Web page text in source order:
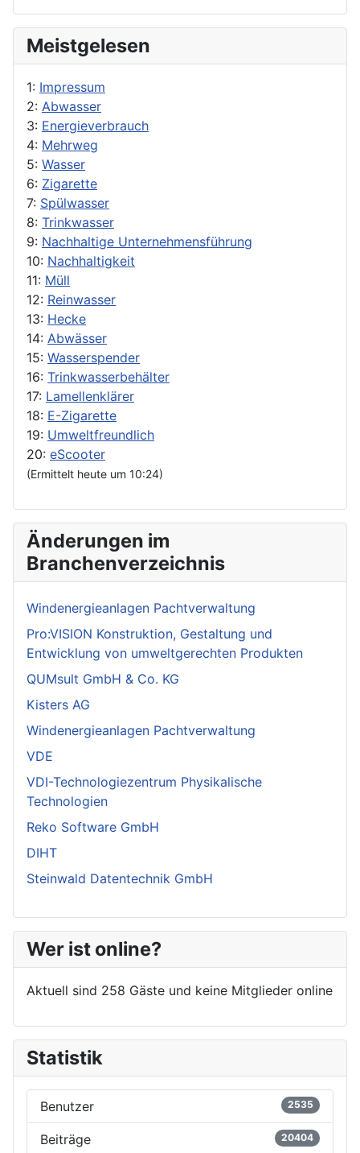
Meistgelesen
1: Impressum
2: Abwasser
3: Energieverbrauch
4: Mehrweg
5: Wasser
6: Zigarette
7: Spülwasser
8: Trinkwasser
9: Nachhaltige Unternehmensführung
10: Nachhaltigkeit
11: Müll
12: Reinwasser
13: Hecke
14: Abwässer
15: Wasserspender
16: Trinkwasserbehälter
17: Lamellenklärer
18: E-Zigarette
19: Umweltfreundlich
20: eScooter
(Ermittelt heute um 10:24)
Änderungen im
Branchenverzeichnis
Windenergieanlagen Pachtverwaltung
Pro:VISION Konstruktion, Gestaltung und
Entwicklung von umweltgerechten Produkten
QUMsult GmbH & Co. KG
Kisters AG
Windenergieanlagen Pachtverwaltung
VDE
VDI-Technologiezentrum Physikalische
Technologien
Reko Software GmbH
DIHT
Steinwald Datentechnik GmbH
Wer ist online?
Aktuell sind 258 Gäste und keine Mitglieder online
Statistik
Benutzer 2535
Beiträge 20404